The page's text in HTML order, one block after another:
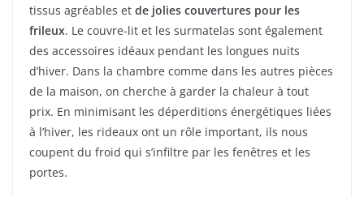
tissus agréables et de jolies couvertures pour les
frileux. Le couvre-lit et les surmatelas sont également
des accessoires idéaux pendant les longues nuits
d’hiver. Dans la chambre comme dans les autres pièces
de la maison, on cherche à garder la chaleur à tout
prix. En minimisant les déperditions énergétiques liées
à l’hiver, les rideaux ont un rôle important, ils nous
coupent du froid qui s’infiltre par les fenêtres et les
portes.